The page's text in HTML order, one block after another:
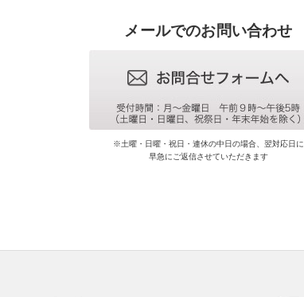
メールでのお問い合わせ
※土曜・日曜・祝日・連休の中日の場合、翌対応日に
早急にご返信させていただきます